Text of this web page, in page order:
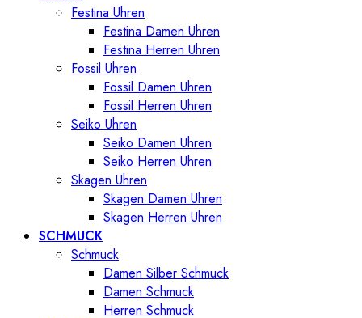
Festina Uhren
Festina Damen Uhren
Festina Herren Uhren
Fossil Uhren
Fossil Damen Uhren
Fossil Herren Uhren
Seiko Uhren
Seiko Damen Uhren
Seiko Herren Uhren
Skagen Uhren
Skagen Damen Uhren
Skagen Herren Uhren
SCHMUCK
Schmuck
Damen Silber Schmuck
Damen Schmuck
Herren Schmuck